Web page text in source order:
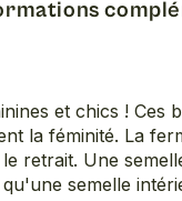
et chics ! Ces
la féminité. La
retrait. Une
semelle